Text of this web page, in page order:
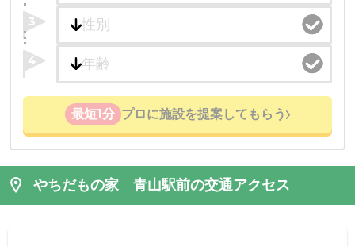
3
4
最短1分 プロに施設を提案してもらう
やちだもの家 青山駅前の交通アクセス